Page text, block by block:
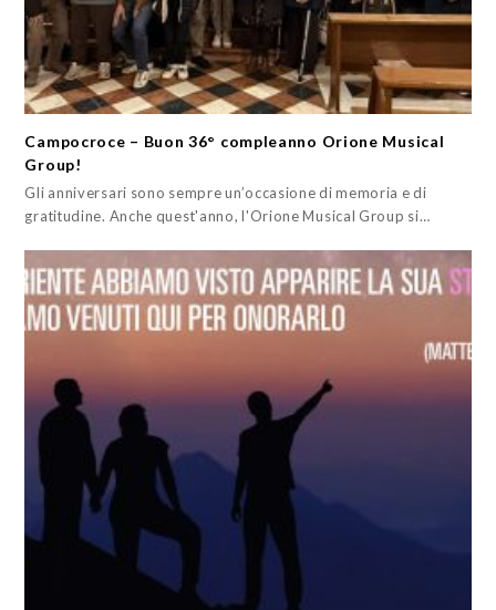
Campocroce – Buon 36° compleanno Orione Musical
Group!
Gli anniversari sono sempre un’occasione di memoria e di
gratitudine. Anche quest'anno, l'Orione Musical Group si…